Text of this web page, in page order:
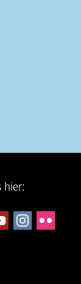
hier: